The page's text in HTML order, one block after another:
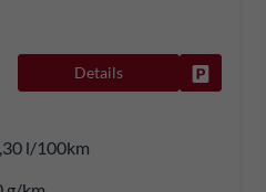
Details
l/100km